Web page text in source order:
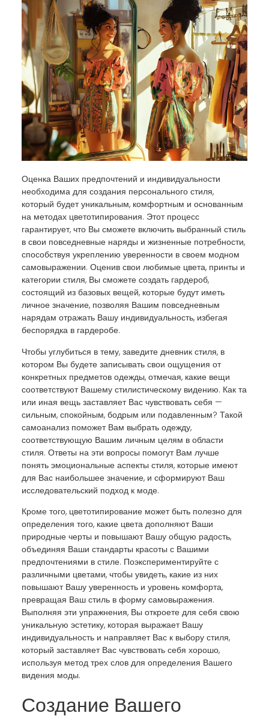
Оценка Ваших предпочтений и индивидуальности
необходима для создания персонального стиля,
который будет уникальным, комфортным и основанным
на методах цветотипирования. Этот процесс
гарантирует, что Вы сможете включить выбранный стиль
в свои повседневные наряды и жизненные потребности,
способствуя укреплению уверенности в своем модном
самовыражении. Оценив свои любимые цвета, принты и
категории стиля, Вы сможете создать гардероб,
состоящий из базовых вещей, которые будут иметь
личное значение, позволяя Вашим повседневным
нарядам отражать Вашу индивидуальность, избегая
беспорядка в гардеробе.
Чтобы углубиться в тему, заведите дневник стиля, в
котором Вы будете записывать свои ощущения от
конкретных предметов одежды, отмечая, какие вещи
соответствуют Вашему стилистическому видению. Как та
или иная вещь заставляет Вас чувствовать себя —
сильным, спокойным, бодрым или подавленным? Такой
самоанализ поможет Вам выбрать одежду,
соответствующую Вашим личным целям в области
стиля. Ответы на эти вопросы помогут Вам лучше
понять эмоциональные аспекты стиля, которые имеют
для Вас наибольшее значение, и сформируют Ваш
исследовательский подход к моде.
Кроме того, цветотипирование может быть полезно для
определения того, какие цвета дополняют Ваши
природные черты и повышают Вашу общую радость,
объединяя Ваши стандарты красоты с Вашими
предпочтениями в стиле. Поэкспериментируйте с
различными цветами, чтобы увидеть, какие из них
повышают Вашу уверенность и уровень комфорта,
превращая Ваш стиль в форму самовыражения.
Выполняя эти упражнения, Вы откроете для себя свою
уникальную эстетику, которая выражает Вашу
индивидуальность и направляет Вас к выбору стиля,
который заставляет Вас чувствовать себя хорошо,
используя метод трех слов для определения Вашего
видения моды.
Создание Вашего